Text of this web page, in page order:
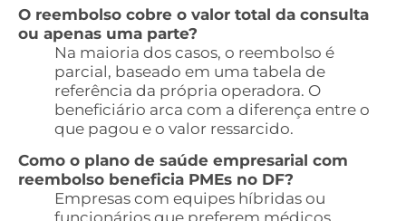
O reembolso cobre o valor total da consulta
ou apenas uma parte?
Na maioria dos casos, o reembolso é
parcial, baseado em uma tabela de
referência da própria operadora. O
beneficiário arca com a diferença entre o
que pagou e o valor ressarcido.
Como o plano de saúde empresarial com
reembolso beneficia PMEs no DF?
Empresas com equipes híbridas ou